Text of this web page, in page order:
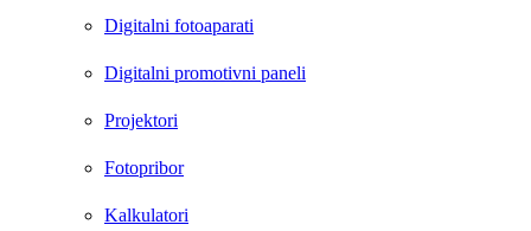
Digitalni fotoaparati
Digitalni promotivni paneli
Projektori
Fotopribor
Kalkulatori